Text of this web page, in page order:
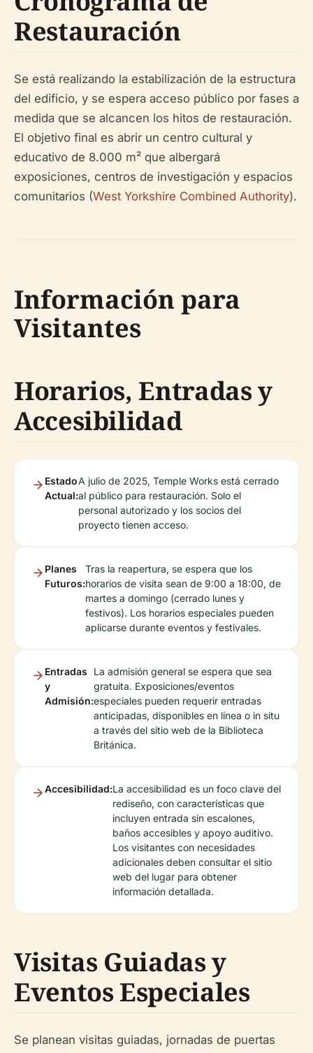
Restauración
Se está realizando la estabilización de la estructura
del edificio, y se espera acceso público por fases a
medida que se alcancen los hitos de restauración.
El objetivo final es abrir un centro cultural y
educativo de 8.000 m² que albergará
exposiciones, centros de investigación y espacios
comunitarios (West Yorkshire Combined Authority).
Información para
Visitantes
Horarios, Entradas y
Accesibilidad
Estado
Actual:
A julio de 2025, Temple Works está cerrado
al público para restauración. Solo el
personal autorizado y los socios del
proyecto tienen acceso.
Planes
Futuros:
Tras la reapertura, se espera que los
horarios de visita sean de 9:00 a 18:00, de
martes a domingo (cerrado lunes y
festivos). Los horarios especiales pueden
aplicarse durante eventos y festivales.
Entradas
y
Admisión:
La admisión general se espera que sea
gratuita. Exposiciones/eventos
especiales pueden requerir entradas
anticipadas, disponibles en línea o in situ
a través del sitio web de la Biblioteca
Británica.
Accesibilidad:La accesibilidad es un foco clave del
rediseño, con características que
incluyen entrada sin escalones,
baños accesibles y apoyo auditivo.
Los visitantes con necesidades
adicionales deben consultar el sitio
web del lugar para obtener
información detallada.
Visitas Guiadas y
Eventos Especiales
Se planean visitas guiadas, jornadas de puertas